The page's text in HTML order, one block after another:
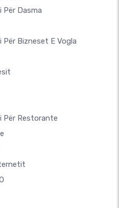
Dasma
Bizneset E Vogla
Për Restorante